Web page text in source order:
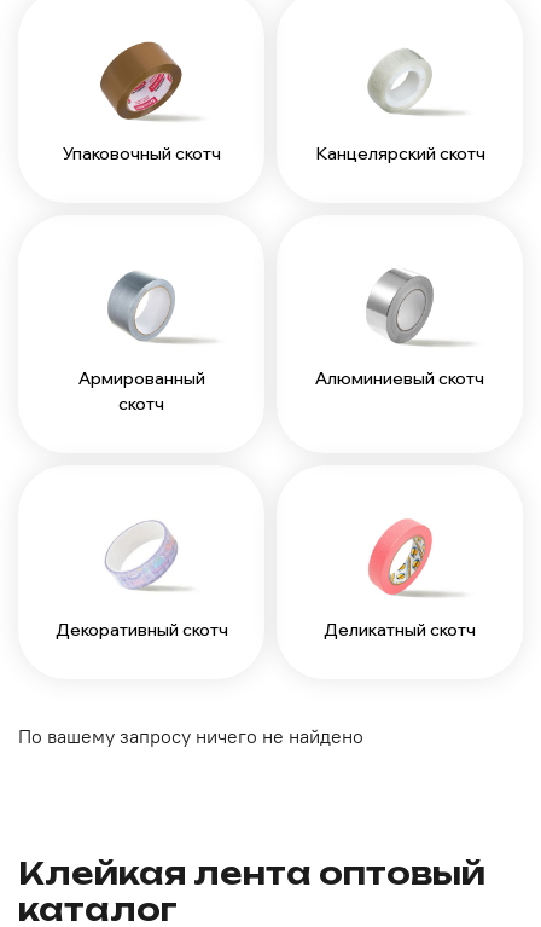
Упаковочный скотч Канцелярский скотч
Армированный
скотч
Алюминиевый скотч
Декоративный скотч Деликатный скотч
По вашему запросу ничего не найдено
Клейкая лента оптовый
каталог